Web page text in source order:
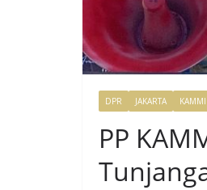
DPR JAKARTA KAMMI
PP